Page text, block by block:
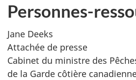
Personnes-
Jane Deeks
Attachée de presse
Cabinet du ministre des
de la Garde côtière